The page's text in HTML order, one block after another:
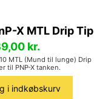
X MTL Drip Tip
kr.
MTL (Mund til lunge) Drip
til PNP-X tanken.
i indkøbskurv